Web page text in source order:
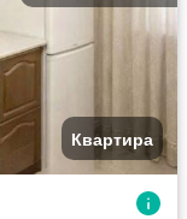
Квартира